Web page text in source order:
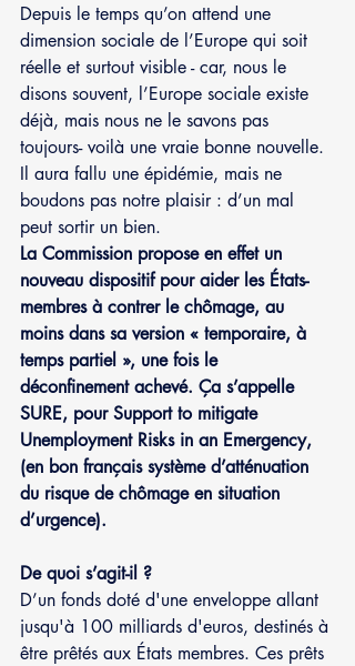
Depuis le temps qu’on attend une
dimension sociale de l’Europe qui soit
réelle et surtout visible - car, nous le
disons souvent, l’Europe sociale existe
déjà, mais nous ne le savons pas
toujours- voilà une vraie bonne nouvelle.
Il aura fallu une épidémie, mais ne
boudons pas notre plaisir : d’un mal
peut sortir un bien.
La Commission propose en effet un
nouveau dispositif pour aider les États-
membres à contrer le chômage, au
moins dans sa version « temporaire, à
temps partiel », une fois le
déconfinement achevé. Ça s’appelle
SURE, pour Support to mitigate
Unemployment Risks in an Emergency,
(en bon français système d’atténuation
du risque de chômage en situation
d’urgence).
De quoi s’agit-il ?
D’un fonds doté d'une enveloppe allant
jusqu'à 100 milliards d'euros, destinés à
être prêtés aux États membres. Ces prêts